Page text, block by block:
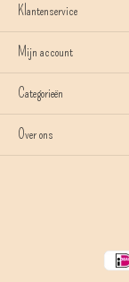
Klantenservice
Mijn account
Categorieën
Over ons